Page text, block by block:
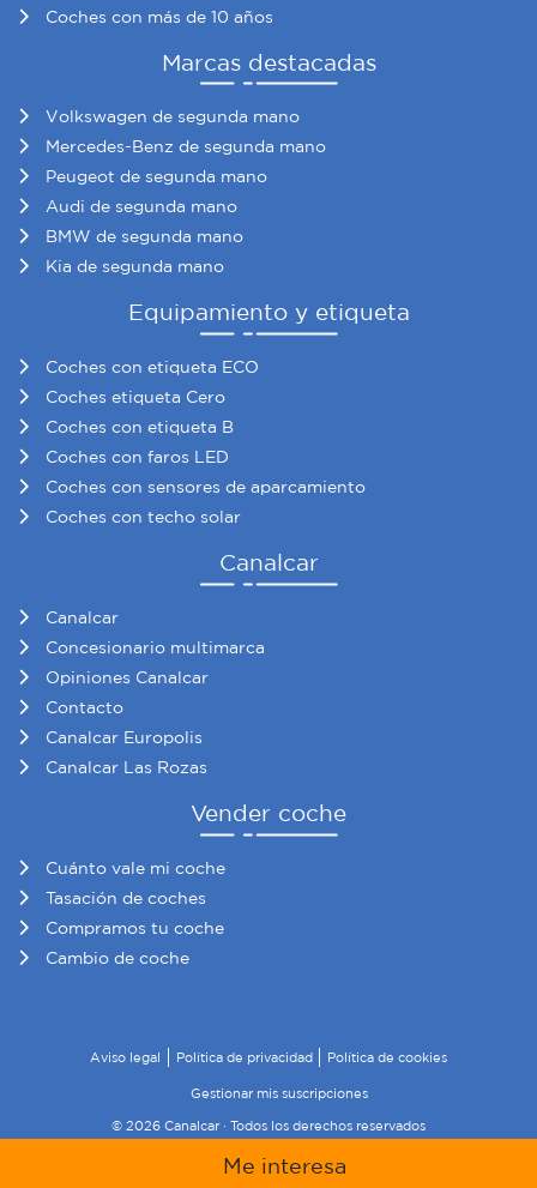
Me interesa
Coches con más de 10 años
Marcas destacadas
Volkswagen de segunda mano
Mercedes-Benz de segunda mano
Peugeot de segunda mano
Audi de segunda mano
BMW de segunda mano
Kia de segunda mano
Equipamiento y etiqueta
Coches con etiqueta ECO
Coches etiqueta Cero
Coches con etiqueta B
Coches con faros LED
Coches con sensores de aparcamiento
Coches con techo solar
Canalcar
Canalcar
Concesionario multimarca
Opiniones Canalcar
Contacto
Canalcar Europolis
Canalcar Las Rozas
Vender coche
Cuánto vale mi coche
Tasación de coches
Compramos tu coche
Cambio de coche
Aviso legal Política de privacidad Política de cookies
Gestionar mis suscripciones
© 2026 Canalcar · Todos los derechos reservados